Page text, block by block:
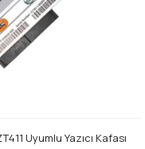
Uyumlu Yazıcı Kafası